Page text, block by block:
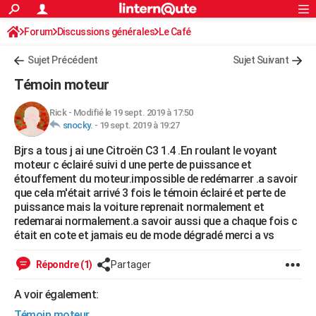
ACTUALITÉS
Politique
Société
Faits Divers
Education
Monde
Villes
+
FINANCE
Retraite
Impôts
Epargne
Immobilier
Risques naturels par ville
Banque
Assurance
Crédit
AUTO
Essais
Réserver un essai
Citadines
Berlines
SUV
Forum auto
+HIGH-TECH
Mobiles
Meilleur smartphone
Internet
Ordinateurs
Jeux vidéo
Guide high-tech
+BRICOLAGE
Forum
Aménagement intérieur
Extérieur
Cuisine
Salle de bains
Jardinage
Rangement
WEEK-END
Art de vivre
Bien-être
Loisirs
Mode
Modes de vie
Alimentation
Guide de la santé
Maladies
Médicaments
Sommeil
S'inscrire
Connexion
Forum Discussions générales Le Café
Sujet Précédent Sujet Suivant
Témoin moteur
Rick- Modifié le 19 sept. 2019 à 17:50
snocky. - 19 sept. 2019 à 19:27
Bjrs a tous j ai une Citroën C3 1.4 .En roulant le voyant
moteur c éclairé suivi d une perte de puissance et
étouffement du moteur.impossible de redémarrer .a savoir
que cela m'était arrivé 3 fois le témoin éclairé et perte de
puissance mais la voiture reprenait normalement et
redemarai normalement.a savoir aussi que a chaque fois c
était en cote et jamais eu de mode dégradé merci a vs
Répondre (1) Partager
A voir également: